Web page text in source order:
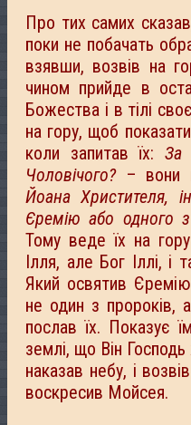
Про тих самих
поки не побачать
взявши, возвів на
чином прийде в
Божества і в тілі
на гору, щоб
коли запитав їх: За
Чоловічого?– вони
Йоана Христителя,
Єремію або одного
Тому веде їх на
Ілля, але Бог Іллі,
Який освятив Єремію
не один з пророків,
послав їх. Показує
землі, що Він
наказав небу, і
воскресив Мойсея.